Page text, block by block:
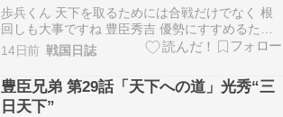
考察
歩兵くん 天下を取るためには合戦だけでなく 根
回しも大事ですね 豊臣秀吉 優勢にすすめるため
に味方を増やすことが大事じゃな 丹羽長秀をおさ
えることが肝心じゃ 歩兵くん それでは、第30話
のあらすじ、ネタバレ、考察を紹介していきます
↓豊臣兄弟 第29話のネタバレ 【大河ドラマ・…
14日前 戦国日誌
豊臣兄弟 第29話「天下への道」光秀“三
日天下”